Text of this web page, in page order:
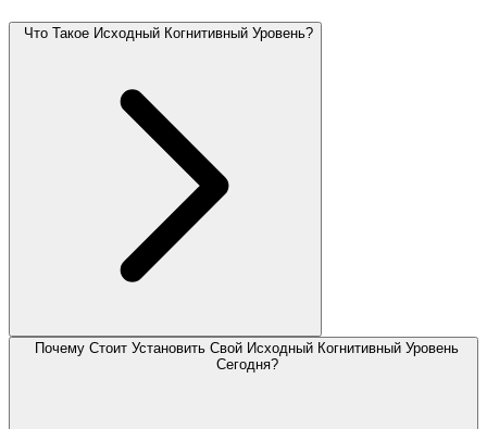
Что Такое Исходный Когнитивный Уровень?
Почему Стоит Установить Свой Исходный Когнитивный Уровень
Сегодня?